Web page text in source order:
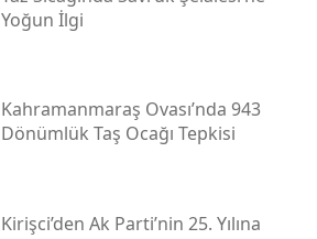
Yoğun İlgi
Kahramanmaraş Ovası’nda 943
Dönümlük Taş Ocağı Tepkisi
Kirişci’den Ak Parti’nin 25. Yılına